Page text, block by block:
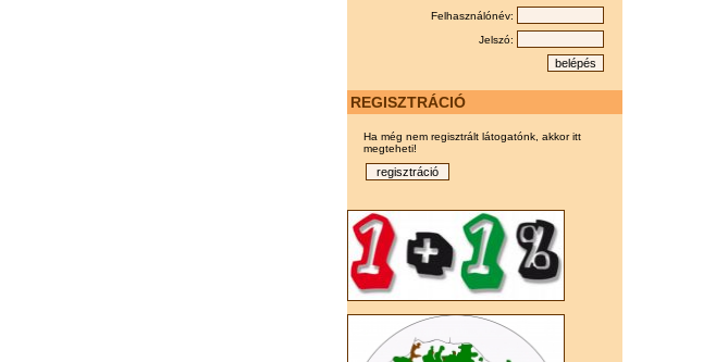
Felhasználónév:
Jelszó:
REGISZTRÁCIÓ
Ha még nem regisztrált látogatónk, akkor itt
megteheti!